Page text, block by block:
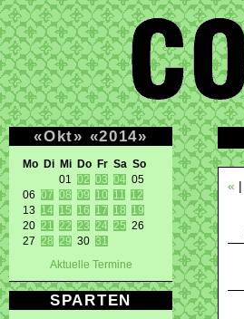
«Okt» «2014»
Mo Di Mi Do Fr Sa So
01 02 03 04 05
06 07 08 09 10 11
12
13 14 15 16 17 18
19
20 21 22 23 24 25 26
27 28 29 30 31
Aktuelle Termine
SPARTEN
« |